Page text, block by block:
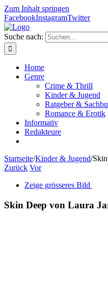
Zum Inhalt springen
FacebookInstagramTwitter
Suche nach:
Home
Genre
Crime & Thrill
Kinder & Jugend
Ratgeber &
Romance & Erotik
Informativ
Redakteure
Startseite/Kinder & Jugend/
Zurück Vor
Zeige grösseres Bild
Skin Deep von Laura